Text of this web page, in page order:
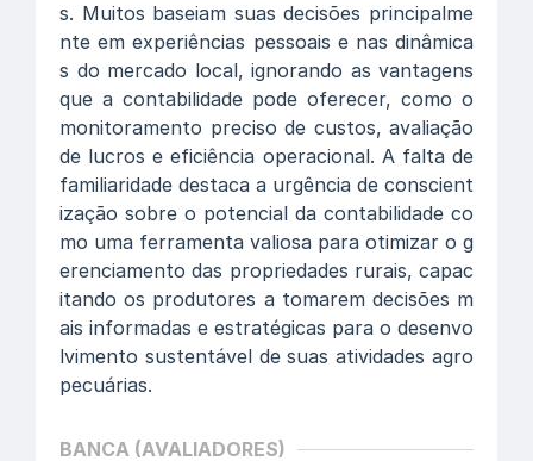
s. Muitos baseiam suas decisões principalme
nte em experiências pessoais e nas dinâmica
s do mercado local, ignorando as vantagens
que a contabilidade pode oferecer, como o
monitoramento preciso de custos, avaliação
de lucros e eficiência operacional. A falta de
familiaridade destaca a urgência de conscient
ização sobre o potencial da contabilidade co
mo uma ferramenta valiosa para otimizar o g
erenciamento das propriedades rurais, capac
itando os produtores a tomarem decisões m
ais informadas e estratégicas para o desenvo
lvimento sustentável de suas atividades agro
pecuárias.
BANCA (AVALIADORES)